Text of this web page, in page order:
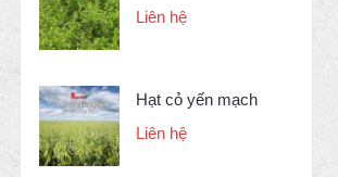
Liên hệ
Hạt cỏ yến mạch
Liên hệ